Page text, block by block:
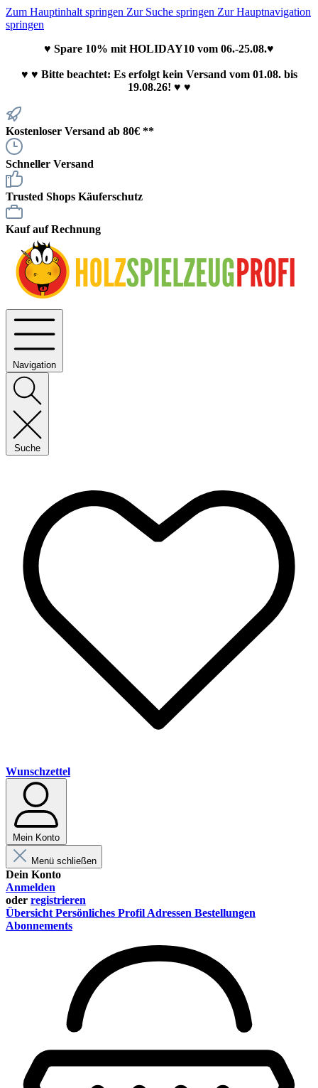
Zum Hauptinhalt springen Zur Suche springen Zur Hauptnavigation
springen
♥ Spare 10% mit HOLIDAY10 vom 06.-25.08.♥
♥ ♥ Bitte beachtet: Es erfolgt kein Versand vom 01.08. bis
19.08.26! ♥ ♥
Kostenloser Versand ab 80€ **
Schneller Versand
Trusted Shops Käuferschutz
Kauf auf Rechnung
Navigation
Suche
Wunschzettel
Mein Konto
Menü schließen
Dein Konto
Anmelden
oder registrieren
Übersicht Persönliches Profil Adressen Bestellungen
Abonnements